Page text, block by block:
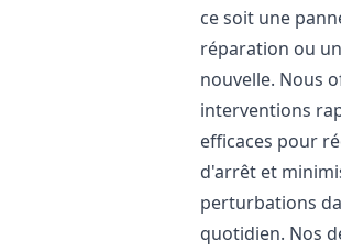
ce soit une
réparation ou
nouvelle. Nous
interventions
efficaces pour
d'arrêt et
perturbations
quotidien. Nos